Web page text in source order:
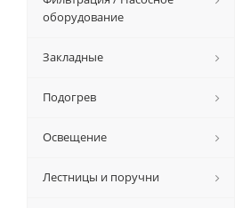
оборудование
Закладные
Подогрев
Освещение
Лестницы и поручни